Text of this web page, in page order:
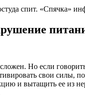
спит. «Спячка»
Но если
свои силы,
и вытащить ее из